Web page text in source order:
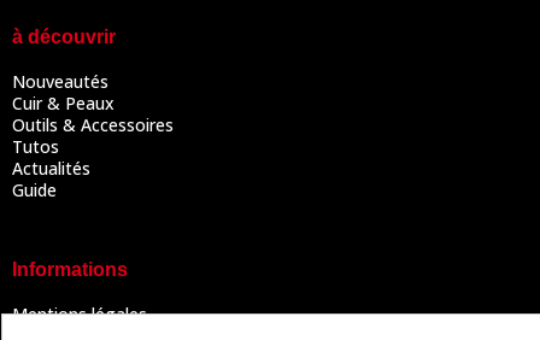
à découvrir
Nouveautés
Cuir & Peaux
Outils & Accessoires
Tutos
Actualités
Guide
Informations
Mentions légales